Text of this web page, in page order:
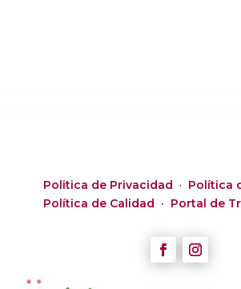
Politica de Privacidad · Política
Política de Calidad · Portal de